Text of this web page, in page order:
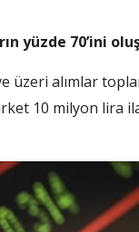
yüzde 70’ini
üzeri alımlar
10 milyon lira